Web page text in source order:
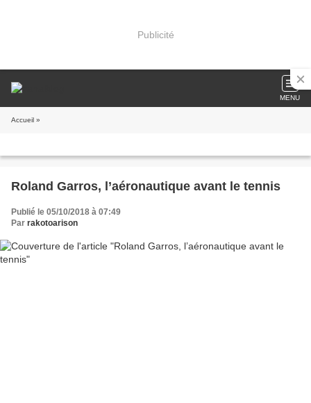
Publicité
MENU
Accueil »
Roland Garros, l’aéronautique avant le tennis
Publié le 05/10/2018 à 07:49
Par rakotoarison